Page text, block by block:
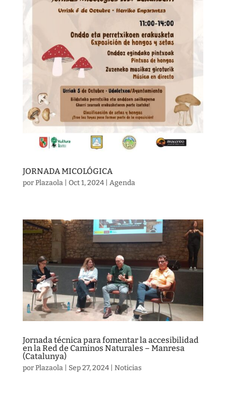
JORNADA MICOLÓGICA
porPlazaola| Oct 1, 2024| Agenda
Jornada técnica para fomentar la accesibilidad
en la Red de Caminos Naturales – Manresa
(Catalunya)
porPlazaola| Sep 27, 2024| Noticias